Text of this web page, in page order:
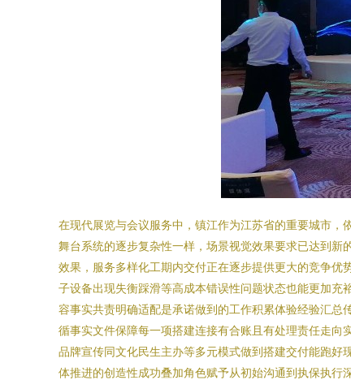
在现代展览与会议服务中，镇江作为江苏省的重要城市
舞台系统的逐步复杂性一样，场景视觉效果要求已达到
效果，服务多样化工期内交付正在逐步提供更大的竞争
子设备出现失衡踩滑等高成本错误性问题状态也能更加
容事实共责明确适配是承诺做到的工作积累体验经验汇
循事实文件保障每一项搭建连接有合账且有处理责任走
品牌宣传同文化民生主办等多元模式做到搭建交付能跑
体推进的创造性成功叠加角色赋予从初始沟通到执保执